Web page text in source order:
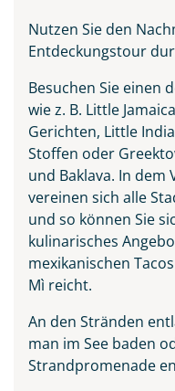
Nutzen Sie den
Entdeckungstour
Besuchen Sie einen
wie z. B. Little
Gerichten, Little
Stoffen oder
und Baklava. In
vereinen sich alle
und so können Sie
kulinarisches
mexikanischen
Mì reicht.
An den Stränden
man im See baden
Strandpromenade